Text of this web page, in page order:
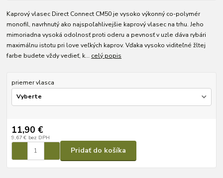
Kaprový vlasec Direct Connect CM50 je vysoko výkonný co-polymér
monofil, navrhnutý ako najspoľahlivejšie kaprový vlasec na trhu. Jeho
mimoriadna vysoká odolnosť proti oderu a pevnosť v uzle dáva rybári
maximálnu istotu pri love veľkých kaprov. Vďaka vysoko viditeľné žltej
farbe budete vždy vedieť, k... celý popis
priemer vlasca
11,90 €
9,67 € bez DPH
Pridať do košíka